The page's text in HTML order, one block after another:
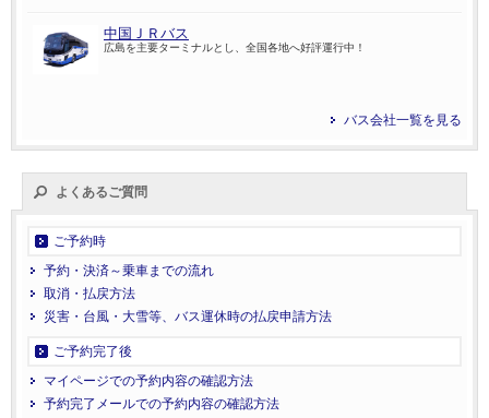
中国ＪＲバス
広島を主要ターミナルとし、全国各地へ好評運行中！
バス会社一覧を見る
よくあるご質問
ご予約時
予約・決済～乗車までの流れ
取消・払戻方法
災害・台風・大雪等、バス運休時の払戻申請方法
ご予約完了後
マイページでの予約内容の確認方法
予約完了メールでの予約内容の確認方法